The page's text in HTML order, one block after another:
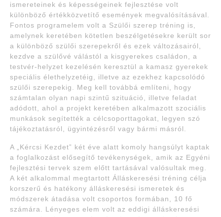
ismereteinek és képességeinek fejlesztése volt
különböző értékközvetítő események megvalósításával.
Fontos programelem volt a Szülői szerep tréning is,
amelynek keretében kötetlen beszélgetésekre került sor
a különböző szülői szerepekről és ezek változásairól,
kezdve a szülővé válástól a kisgyerekes családon, a
testvér-helyzet kezelésén keresztül a kamasz gyerekek
speciális élethelyzetéig, illetve az ezekhez kapcsolódó
szülői szerepekig. Meg kell továbbá említeni, hogy
számtalan olyan napi szintű szituáció, illetve feladat
adódott, ahol a projekt keretében alkalmazott szociális
munkások segítették a célcsoporttagokat, legyen szó
tájékoztatásról, ügyintézésről vagy bármi másról.
A „Kércsi Kezdet” két éve alatt komoly hangsúlyt kaptak
a foglalkozást elősegítő tevékenységek, amik az Egyéni
fejlesztési tervek szem előtt tartásával valósultak meg.
A két alkalommal megtartott Álláskeresési tréning célja
korszerű és hatékony álláskeresési ismeretek és
módszerek átadása volt csoportos formában, 10 fő
számára. Lényeges elem volt az eddigi álláskeresési